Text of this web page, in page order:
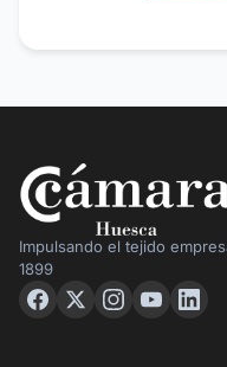
Impulsando el tejido
1899